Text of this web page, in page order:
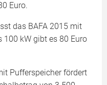
Euro.
das BAFA 2015 mit
100 kW gibt es 80 Euro
Pufferspeicher fördert